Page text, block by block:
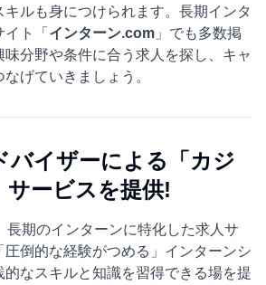
ルも身につけられます。長期インタ
ト「 インターン.com 」でも多数掲
分野や条件に合う求人を探し、キャ
げていきましょう。
バイザーによる「カジ
サービスを提供!
長期のインターンに特化した求人サ
圧倒的な経験がつめる」インターンシ
的なスキルと知識を習得できる場を提